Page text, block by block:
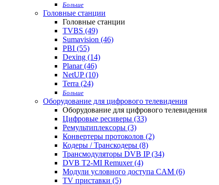
Больше
Головные станции
Головные станции
TVBS (49)
Sumavision (46)
PBI (55)
Dexing (14)
Planar (46)
NetUP (10)
Terra (24)
Больше
Оборудование для цифрового телевидения
Оборудование для цифрового телевидения
Цифровые ресиверы (33)
Ремультиплексоры (3)
Конвертеры протоколов (2)
Кодеры / Транскодеры (8)
Трансмодуляторы DVB IP (34)
DVB T2-MI Remuxer (4)
Модули условного доступа CAM (6)
TV приставки (5)